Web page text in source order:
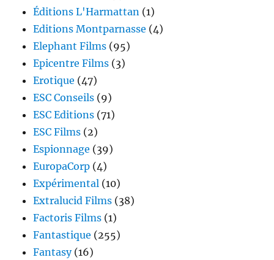
Éditions L'Harmattan (1)
Editions Montparnasse (4)
Elephant Films (95)
Epicentre Films (3)
Erotique (47)
ESC Conseils (9)
ESC Editions (71)
ESC Films (2)
Espionnage (39)
EuropaCorp (4)
Expérimental (10)
Extralucid Films (38)
Factoris Films (1)
Fantastique (255)
Fantasy(16)